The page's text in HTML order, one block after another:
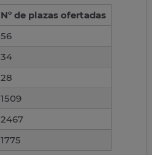
Nº de plazas ofertadas
56
34
28
1509
2467
1775